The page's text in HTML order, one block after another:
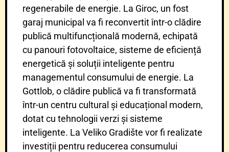
regenerabile de energie. La Giroc, un fost
garaj municipal va fi reconvertit într-o clădire
publică multifuncțională modernă, echipată
cu panouri fotovoltaice, sisteme de eficiență
energetică și soluții inteligente pentru
managementul consumului de energie. La
Gottlob, o clădire publică va fi transformată
într-un centru cultural și educațional modern,
dotat cu tehnologii verzi și sisteme
inteligente. La Veliko Gradište vor fi realizate
investiții pentru reducerea consumului